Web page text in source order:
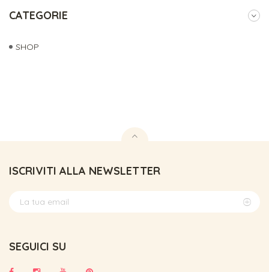
CATEGORIE
SHOP
ISCRIVITI ALLA NEWSLETTER
SEGUICI SU